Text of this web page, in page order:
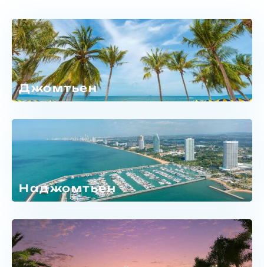
Джомтьен
Наджомтьен